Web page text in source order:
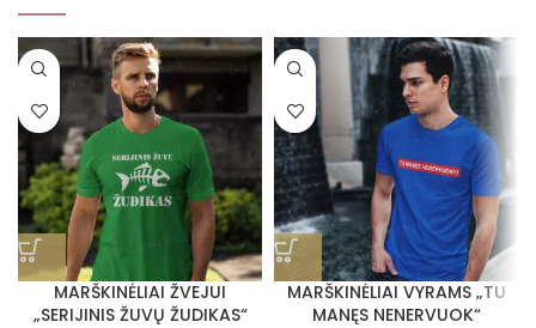
MARŠKINĖLIAI ŽVEJUI
„SERIJINIS ŽUVŲ ŽUDIKAS“
MARŠKINĖLIAI VYRAMS „TU
MANĘS NENERVUOK“